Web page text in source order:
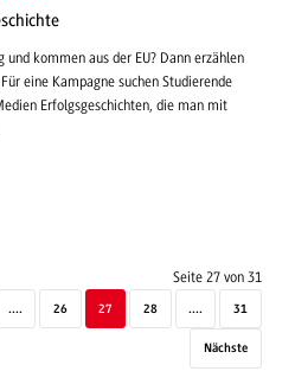
kommen aus der EU? Dann erzählen
eine Kampagne suchen Studierende
Erfolgsgeschichten, die man mit
Seite 27 von 31
.... 26 27 28 .... 31
Nächste